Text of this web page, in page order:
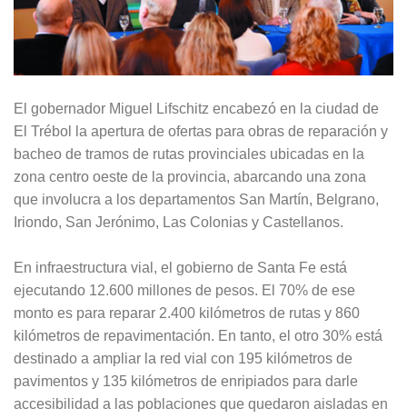
El gobernador Miguel Lifschitz encabezó en la ciudad de
El Trébol la apertura de ofertas para obras de reparación y
bacheo de tramos de rutas provinciales ubicadas en la
zona centro oeste de la provincia, abarcando una zona
que involucra a los departamentos San Martín, Belgrano,
Iriondo, San Jerónimo, Las Colonias y Castellanos.
En infraestructura vial, el gobierno de Santa Fe está
ejecutando 12.600 millones de pesos. El 70% de ese
monto es para reparar 2.400 kilómetros de rutas y 860
kilómetros de repavimentación. En tanto, el otro 30% está
destinado a ampliar la red vial con 195 kilómetros de
pavimentos y 135 kilómetros de enripiados para darle
accesibilidad a las poblaciones que quedaron aisladas en